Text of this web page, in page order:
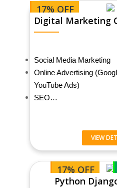
17% OFF
Digital Marketing
Social Media Marketing
Online Advertising
YouTube Ads)
SEO…
VIEW
17% OFF
Python